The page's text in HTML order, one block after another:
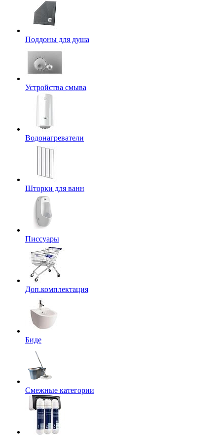
Поддоны для душа
Устройства смыва
Водонагреватели
Шторки для ванн
Писсуары
Доп.комплектация
Биде
Смежные категории